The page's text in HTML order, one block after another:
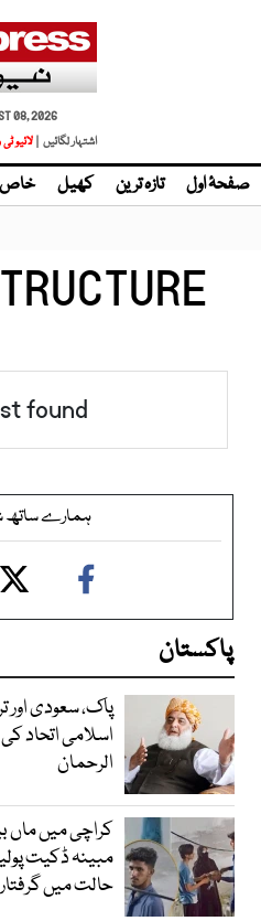
08, 2026
اشتہار لگائیں | لائیو
صفحۂ اول تازہ ترین کھیل خاص
found
ہمارے ساتھ
پاکستان
پاک، سعودی اور
اسلامی اتحاد
الرحمان
کراچی میں ماں
مبینہ ڈکیت
حالت میں گرفتار